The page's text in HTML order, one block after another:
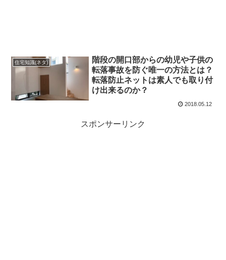
住宅知識(ネタ)
階段の開口部からの幼児や子供の
転落事故を防ぐ唯一の方法とは？
転落防止ネットは素人でも取り付
け出来るのか？
2018.05.12
スポンサーリンク